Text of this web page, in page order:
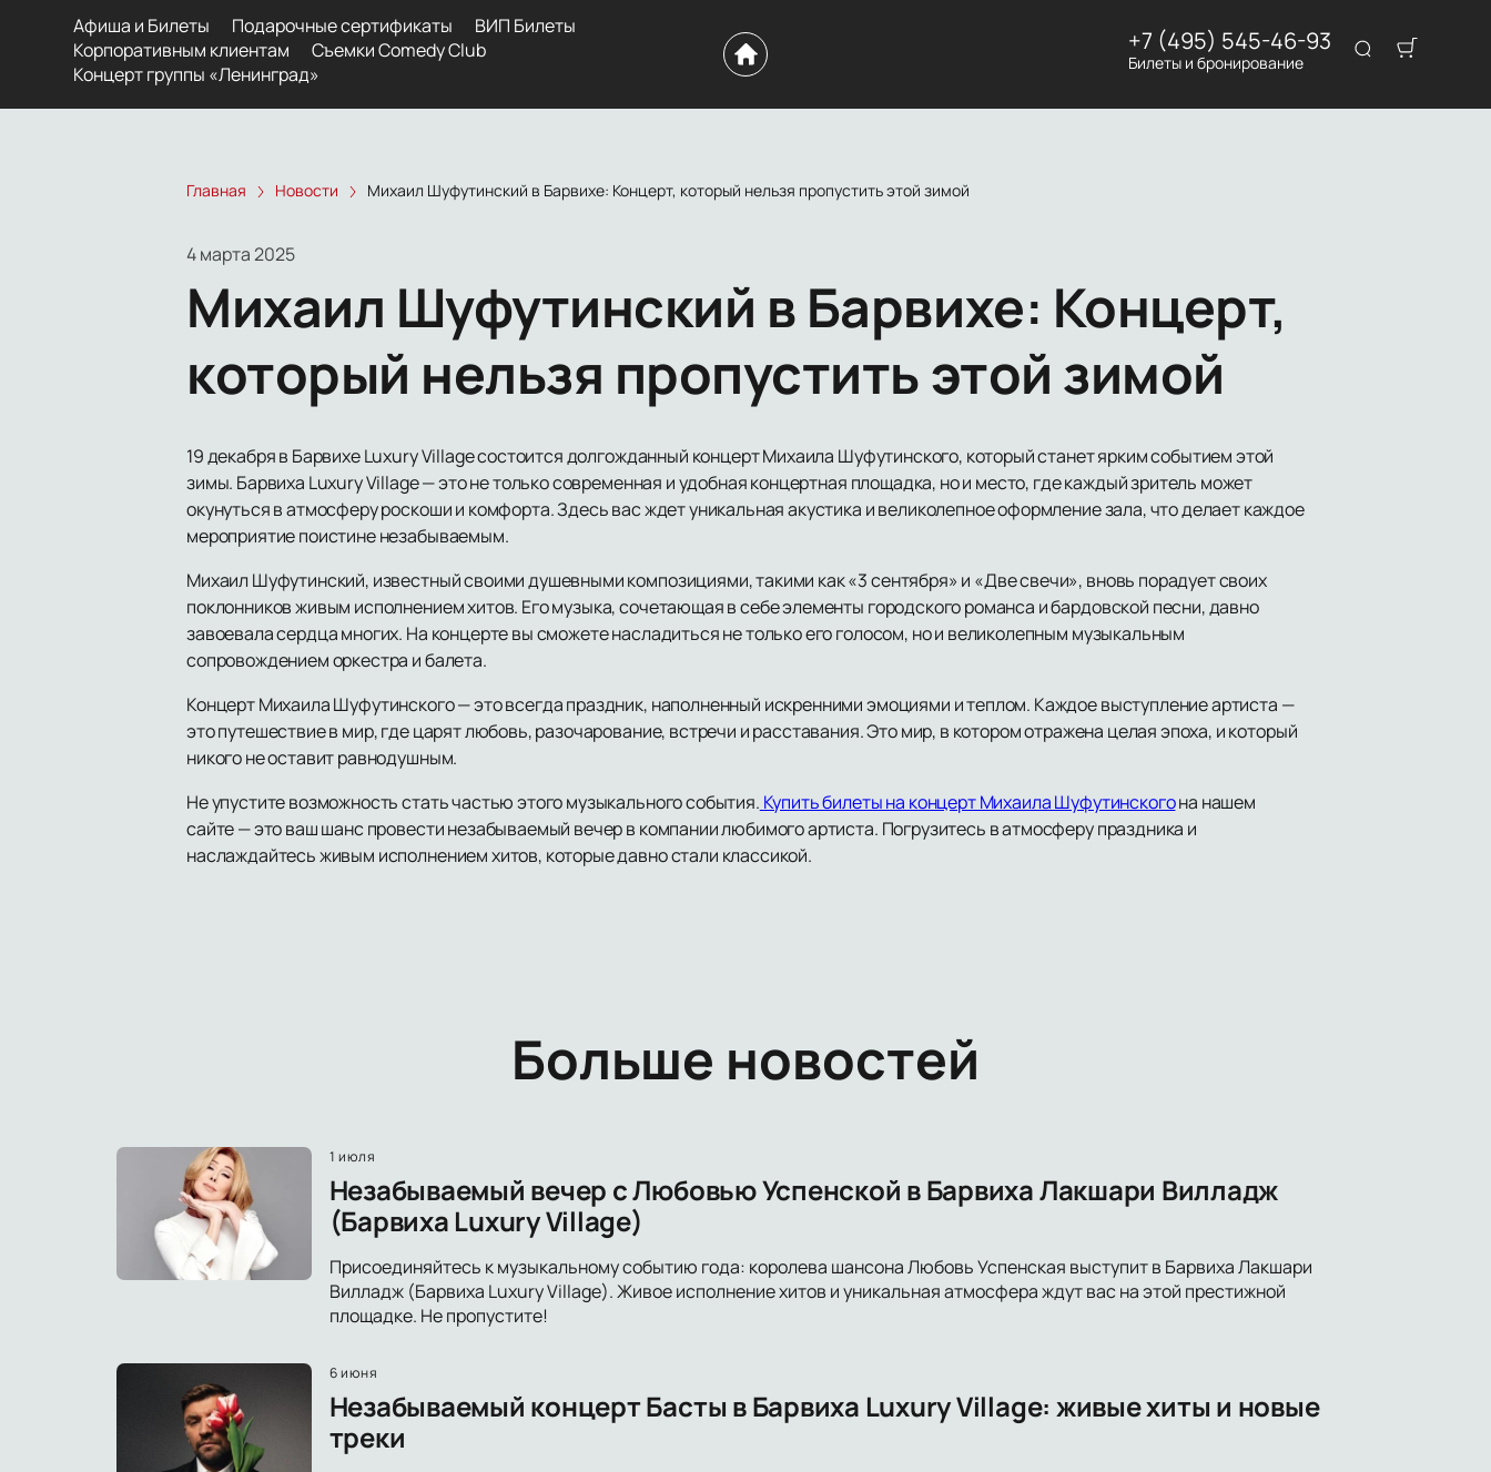
Афиша и Билеты Подарочные сертификаты
ВИП Билеты
Корпоративным клиентам
Съемки Comedy Club
Концерт группы «Ленинград»
+7 (495) 545-46-93
Билеты и бронирование
Главная Новости Михаил Шуфутинский в Барвихе: Концерт, который нельзя пропустить этой зимой
4 марта 2025
Михаил Шуфутинский в Барвихе: Концерт,
который нельзя пропустить этой зимой
19 декабря в Барвихе Luxury Village состоится долгожданный концерт Михаила Шуфутинского, который станет ярким событием этой
зимы. Барвиха Luxury Village — это не только современная и удобная концертная площадка, но и место, где каждый зритель может
окунуться в атмосферу роскоши и комфорта. Здесь вас ждет уникальная акустика и великолепное оформление зала, что делает каждое
мероприятие поистине незабываемым.
Михаил Шуфутинский, известный своими душевными композициями, такими как «3 сентября» и «Две свечи», вновь порадует своих
поклонников живым исполнением хитов. Его музыка, сочетающая в себе элементы городского романса и бардовской песни, давно
завоевала сердца многих. На концерте вы сможете насладиться не только его голосом, но и великолепным музыкальным
сопровождением оркестра и балета.
Концерт Михаила Шуфутинского — это всегда праздник, наполненный искренними эмоциями и теплом. Каждое выступление артиста —
это путешествие в мир, где царят любовь, разочарование, встречи и расставания. Это мир, в котором отражена целая эпоха, и который
никого не оставит равнодушным.
Не упустите возможность стать частью этого музыкального события. Купить билеты на концерт Михаила Шуфутинскогона нашем
сайте — это ваш шанс провести незабываемый вечер в компании любимого артиста. Погрузитесь в атмосферу праздника и
наслаждайтесь живым исполнением хитов, которые давно стали классикой.
Больше новостей
1 июля
Незабываемый вечер с Любовью Успенской в Барвиха Лакшари Вилладж
(Барвиха Luxury Village)
Присоединяйтесь к музыкальному событию года: королева шансона Любовь Успенская выступит в Барвиха Лакшари
Вилладж (Барвиха Luxury Village). Живое исполнение хитов и уникальная атмосфера ждут вас на этой престижной
площадке. Не пропустите!
6 июня
Незабываемый концерт Басты в Барвиха Luxury Village: живые хиты и новые
треки